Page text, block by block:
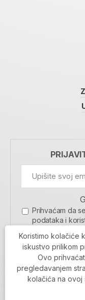
Prihvaćam da
podataka i
Koristimo kolačiće
iskustvo prilikom
Ovo
pregledavanjem
kolačića na ovoj